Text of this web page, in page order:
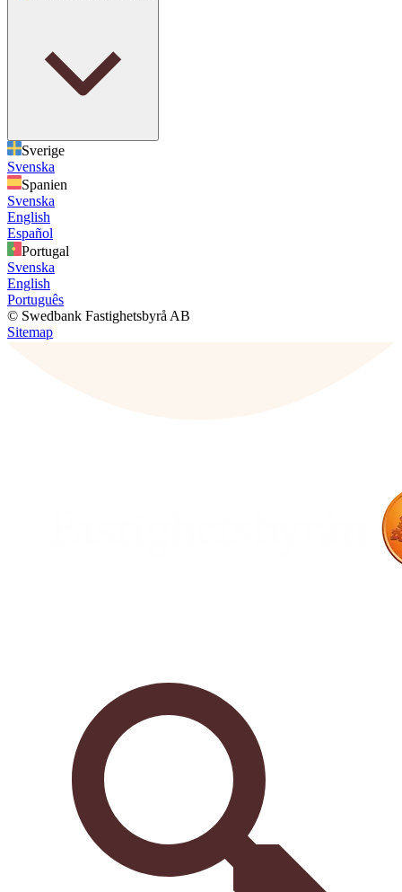
Sverige
Svenska
Spanien
Svenska
English
Español
Portugal
Svenska
English
Português
© Swedbank Fastighetsbyrå AB
Sitemap